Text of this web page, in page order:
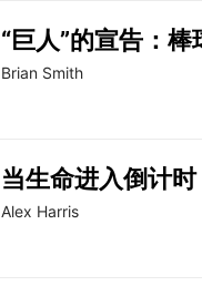
“巨人”的宣告：
Brian Smith
当生命进入倒计时
Alex Harris